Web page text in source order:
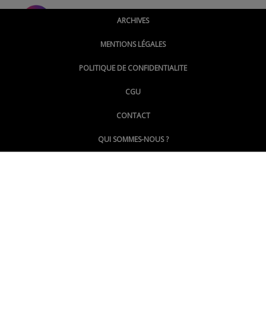
@montpellierpoinginfo
@LePoingMontpellier
ARCHIVES
MENTIONS LÉGALES
POLITIQUE DE CONFIDENTIALITE
CGU
CONTACT
QUI SOMMES-NOUS ?